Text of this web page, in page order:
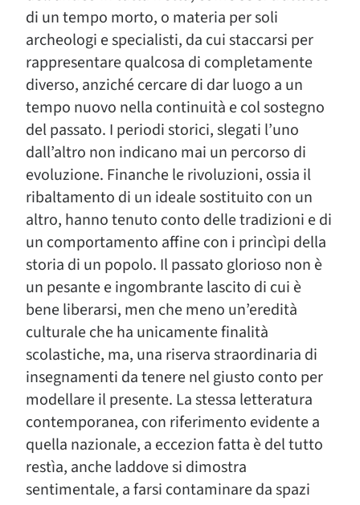
di un tempo morto, o materia per soli
archeologi e specialisti, da cui staccarsi per
rappresentare qualcosa di completamente
diverso, anziché cercare di dar luogo a un
tempo nuovo nella continuità e col sostegno
del passato. I periodi storici, slegati l’uno
dall’altro non indicano mai un percorso di
evoluzione. Finanche le rivoluzioni, ossia il
ribaltamento di un ideale sostituito con un
altro, hanno tenuto conto delle tradizioni e di
un comportamento affine con i princìpi della
storia di un popolo. Il passato glorioso non è
un pesante e ingombrante lascito di cui è
bene liberarsi, men che meno un’eredità
culturale che ha unicamente finalità
scolastiche, ma, una riserva straordinaria di
insegnamenti da tenere nel giusto conto per
modellare il presente. La stessa letteratura
contemporanea, con riferimento evidente a
quella nazionale, a eccezion fatta è del tutto
restìa, anche laddove si dimostra
sentimentale, a farsi contaminare da spazi